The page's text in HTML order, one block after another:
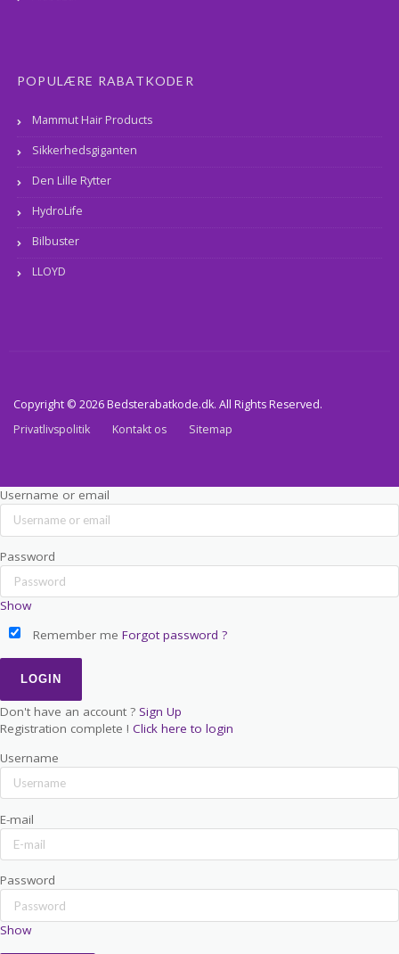
POPULÆRE RABATKODER
Mammut Hair Products
Sikkerhedsgiganten
Den Lille Rytter
HydroLife
Bilbuster
LLOYD
Copyright © 2026 Bedsterabatkode.dk. All Rights Reserved.
Privatlivspolitik
Kontakt os Sitemap
Username or email
Password
Show
Remember me Forgot password ?
Don't have an account ? Sign Up
Registration complete ! Click here to login
Username
E-mail
Password
Show